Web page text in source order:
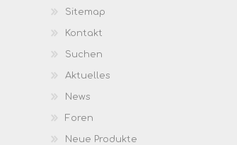
Sitemap
Kontakt
Suchen
Aktuelles
News
Foren
Neue Produkte